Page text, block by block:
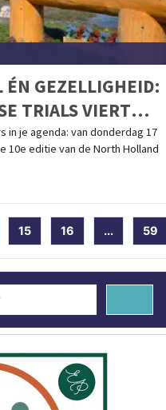
ÉN GEZELLIGHEID:
TRIALS VIERT
OOIT!
in je agenda: van donderdag 17
10e editie van de North Holland
15 16 ... 59